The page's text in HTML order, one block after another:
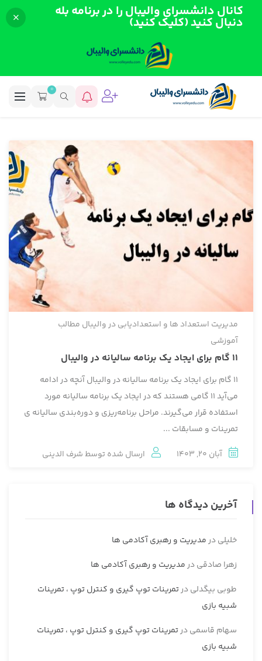
کانال دانشسرای والیبال را در برنامه بله
دنبال کنید (کلیک کنید)
0
مدیریت استعداد ها و استعدادیابی در والیبال مطالب
آموزشی
11 گام برای ایجاد یک برنامه سالیانه در والیبال
11 گام برای ایجاد یک برنامه سالیانه در والیبال آنچه در ادامه
می‌آید 11 گامی هستند که در ایجاد یک برنامه سالیانه مورد
استفاده قرار می‌گیرند. مراحل برنامه‌ریزی و دوره‌بندی سالیانه‏ ی
تمرینات و مسابقات ...
آبان 20, 1403
ارسال شده توسط شرف الدینی
آخرین دیدگاه ها
خلیلیدرمدیریت و رهبری آکادمی ها
زهرا صادقیدرمدیریت و رهبری آکادمی ها
طوبی بیگدلیدرتمرینات توپ گیری و کنترل توپ ، تمرینات
شبیه بازی
سهام قاسمیدرتمرینات توپ گیری و کنترل توپ ، تمرینات
شبیه بازی